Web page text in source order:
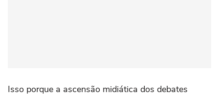
Isso porque a ascensão midiática dos debates